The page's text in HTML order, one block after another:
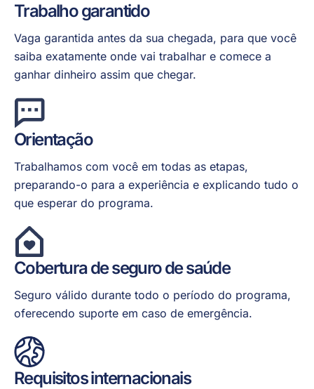
Trabalho garantido
Vaga garantida antes da sua chegada, para que você
saiba exatamente onde vai trabalhar e comece a
ganhar dinheiro assim que chegar.
Orientação
Trabalhamos com você em todas as etapas,
preparando-o para a experiência e explicando tudo o
que esperar do programa.
Cobertura de seguro de saúde
Seguro válido durante todo o período do programa,
oferecendo suporte em caso de emergência.
Requisitos internacionais